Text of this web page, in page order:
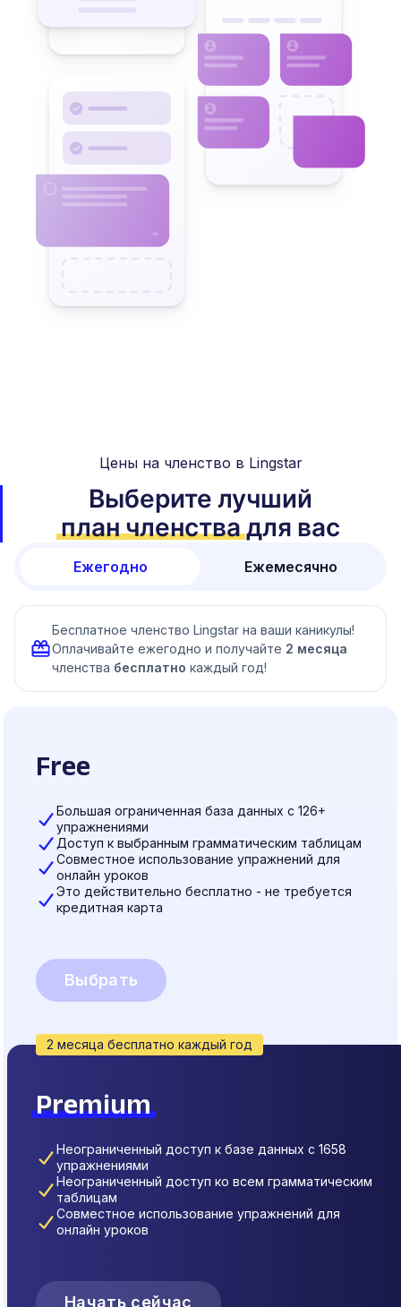
Цены на членство в Lingstar
Выберите лучший
план членствадля вас
Ежегодно Ежемесячно
Бесплатное членство Lingstar на ваши каникулы!
Оплачивайте ежегодно и получайте 2 месяца
членства бесплатно каждый год!
Free
Большая ограниченная база данных с 126+
упражнениями
Доступ к выбранным грамматическим таблицам
Совместное использование упражнений для
онлайн уроков
Это действительно бесплатно - не требуется
кредитная карта
Выбрать
2 месяца бесплатно каждый год
Premium
Неограниченный доступ к базе данных с 1658
упражнениями
Неограниченный доступ ко всем грамматическим
таблицам
Совместное использование упражнений для
онлайн уроков
Начать сейчас